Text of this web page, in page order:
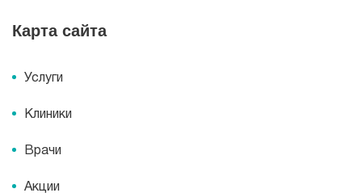
Карта сайта
Услуги
Клиники
Врачи
Акции